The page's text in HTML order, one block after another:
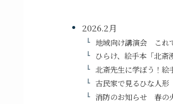
2026.2月
地域向け講演会 これ
ひらけ、絵手本「北斎
北斎先生に学ぼう！絵
古民家で見るひな人形
消防のお知らせ 春の